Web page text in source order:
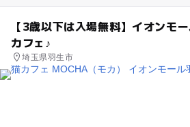
【3歳以下は入場無料】イオンモ
カフェ♪
埼玉県羽生市